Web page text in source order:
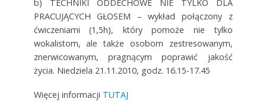
b) TECHNIKI ODDECHOWE NIE TYLKO DLA
PRACUJĄCYCH GŁOSEM – wykład połączony z
ćwiczeniami (1,5h), który pomoże nie tylko
wokalistom, ale także osobom zestresowanym,
znerwicowanym, pragnącym poprawić jakość
życia. Niedziela 21.11.2010, godz. 16.15-17.45
Więcej informacji TUTAJ